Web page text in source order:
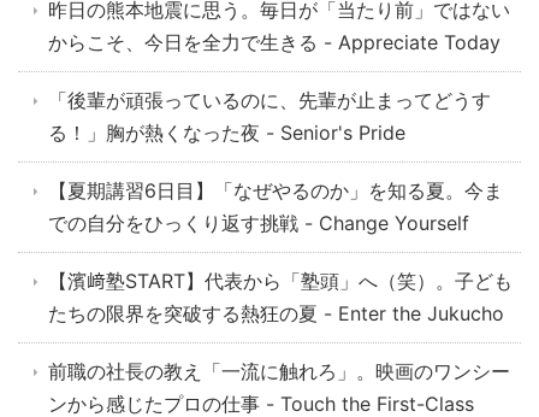
昨日の熊本地震に思う。毎日が「当たり前」ではない
からこそ、今日を全力で生きる - Appreciate Today
「後輩が頑張っているのに、先輩が止まってどうす
る！」胸が熱くなった夜 - Senior's Pride
【夏期講習6日目】「なぜやるのか」を知る夏。今ま
での自分をひっくり返す挑戦 - Change Yourself
【濱﨑塾START】代表から「塾頭」へ（笑）。子ども
たちの限界を突破する熱狂の夏 - Enter the Jukucho
前職の社長の教え「一流に触れろ」。映画のワンシー
ンから感じたプロの仕事 - Touch the First-Class